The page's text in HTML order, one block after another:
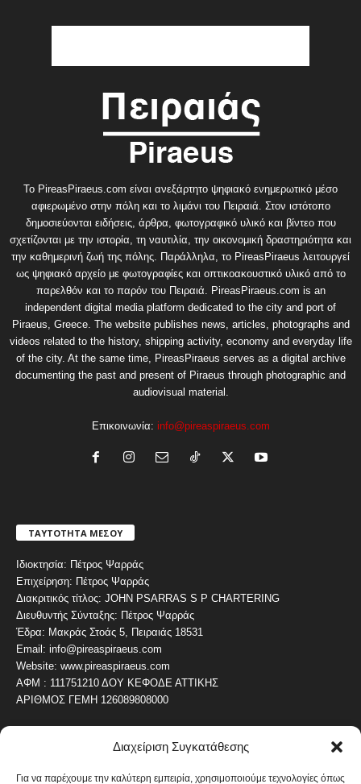
Διαχείριση Συγκατάθεσης
Για να παρέχουμε την καλύτερη εμπειρία, χρησιμοποιούμε τεχνολογίες όπως
Το PireasPiraeus.com είναι ανεξάρτητο ψηφιακό ενημερωτικό μέσο
αφιερωμένο στην πόλη και το λιμάνι του Πειραιά. Στον ιστότοπο
δημοσιεύονται ειδήσεις, άρθρα, φωτογραφικό υλικό και βίντεο που
σχετίζονται με την ιστορία, τη ναυτιλία, την οικονομική δραστηριότητα και
την καθημερινή ζωή της πόλης. Παράλληλα, το PireasPiraeus λειτουργεί
ως ψηφιακό αρχείο με φωτογραφίες και οπτικοακουστικό υλικό από το
παρελθόν και το παρόν του Πειραιά. PireasPiraeus.com is an
independent digital media platform dedicated to the city and port of
Piraeus, Greece. The website publishes news, articles, photographs and
videos related to the history, shipping activity, economy and everyday life
of the city. At the same time, PireasPiraeus serves as a digital archive
documenting the past and present of Piraeus through photographic and
audiovisual material.
Επικοινωνία: info@pireaspiraeus.com
ΤΑΥΤΟΤΗΤΑ ΜΕΣΟΥ
Ιδιοκτησία: Πέτρος Ψαρράς
Επιχείρηση: Πέτρος Ψαρράς
Διακριτικός τίτλος: JOHN PSARRAS S P CHARTERING
Διευθυντής Σύνταξης: Πέτρος Ψαρράς
Έδρα: Μακράς Στοάς 5, Πειραιάς 18531
Email: info@pireaspiraeus.com
Website: www.pireaspiraeus.com
ΑΦΜ : 111751210 ΔΟΥ ΚΕΦΟΔΕ ΑΤΤΙΚΗΣ
ΑΡΙΘΜΟΣ ΓΕΜΗ 126089808000
ΔΗΜΟΦΙΛΗ ΚΑΤΗΓΟΡΙΑ
ΝΕΑ ΤΟΥ ΠΕΙΡΑΙΑ